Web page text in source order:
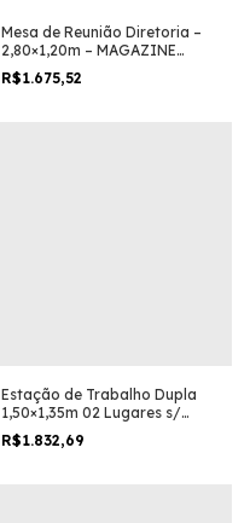
Mesa de Reunião Diretoria –
2,80×1,20m – MAGAZINE
SILVA – NOGAL SEVILHA /
PRETO – 22016
R$1.675,52
Estação de Trabalho Dupla
1,50×1,35m 02 Lugares s/
Gavetas c/ ponto de tomada
– Magazine Silva – Nogal
R$1.832,69